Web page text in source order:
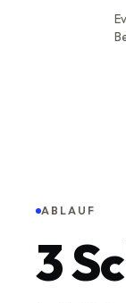
ABLAUF
3